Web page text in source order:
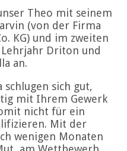
Theo mit seinem
(von der Firma
KG) und im zweiten
Driton und
an.
sich gut,
mit Ihrem Gewerk
nicht für ein
Mit der
wenigen Monaten